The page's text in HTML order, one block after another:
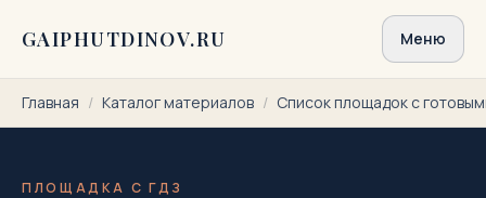
GAIPHUTDINOV.RU Меню
Главная / Каталог материалов / Список площадок с
ПЛОЩАДКА С ГДЗ